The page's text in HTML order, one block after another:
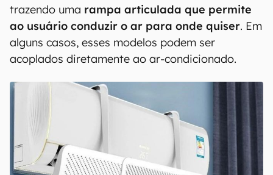
trazendo uma rampa articulada que permite
ao usuário conduzir o ar para onde quiser. Em
alguns casos, esses modelos podem ser
acoplados diretamente ao ar-condicionado.